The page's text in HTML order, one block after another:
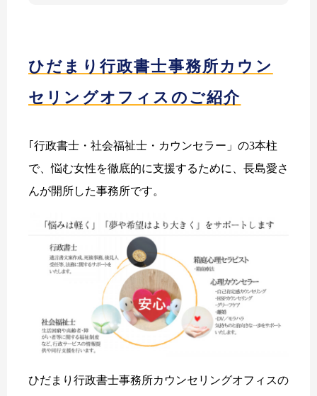
ひだまり行政書士事務所カウン
セリングオフィスのご紹介
｢行政書士・社会福祉士・カウンセラー」の3本柱
で、悩む女性を徹底的に支援するために、長島愛さ
んが開所した事務所です。
ひだまり行政書士事務所カウンセリングオフィスの